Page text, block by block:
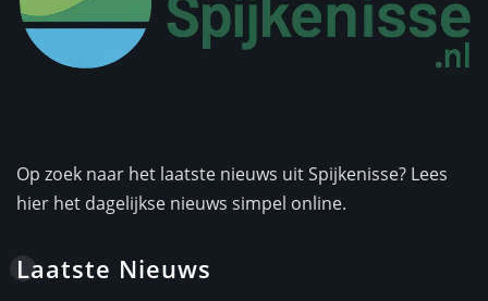
Op zoek naar het laatste nieuws uit Spijkenisse? Lees
hier het dagelijkse nieuws simpel online.
Laatste Nieuws